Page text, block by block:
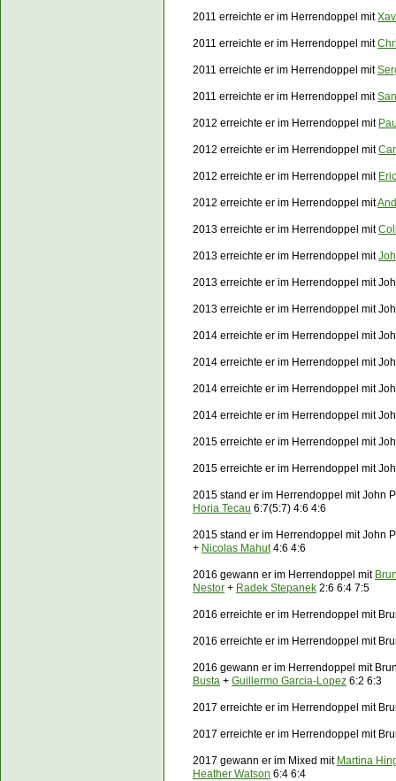
2011 erreichte er im Herrendoppel mit
2011 erreichte er im Herrendoppel mit
2011 erreichte er im Herrendoppel mit
2011 erreichte er im Herrendoppel mit
2012 erreichte er im Herrendoppel mit
2012 erreichte er im Herrendoppel mit
2012 erreichte er im Herrendoppel mit
2012 erreichte er im Herrendoppel mit
2013 erreichte er im Herrendoppel mit
2013 erreichte er im Herrendoppel mit
2013 erreichte er im Herrendoppel mit
2013 erreichte er im Herrendoppel mit
2014 erreichte er im Herrendoppel mit
2014 erreichte er im Herrendoppel mit
2014 erreichte er im Herrendoppel mit
2014 erreichte er im Herrendoppel mit
2015 erreichte er im Herrendoppel mit
2015 erreichte er im Herrendoppel mit
2015 stand er im Herrendoppel mit John
Horia Tecau 6:7(5:7) 4:6 4:6
2015 stand er im Herrendoppel mit John
+ Nicolas Mahut4:6 4:6
2016 gewann er im Herrendoppel mit
Nestor + Radek Stepanek 2:6 6:4 7:5
2016 erreichte er im Herrendoppel mit
2016 erreichte er im Herrendoppel mit
2016 gewann er im Herrendoppel mit
Busta + Guillermo Garcia-Lopez 6:2 6:3
2017 erreichte er im Herrendoppel mit
2017 erreichte er im Herrendoppel mit
2017 gewann er im Mixed mit Martina
Heather Watson 6:4 6:4